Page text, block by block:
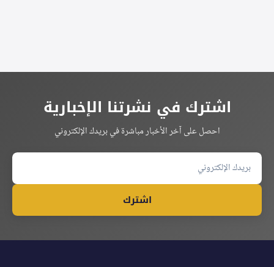
اشترك في نشرتنا الإخبارية
احصل على آخر الأخبار مباشرة في بريدك الإلكتروني
اشترك